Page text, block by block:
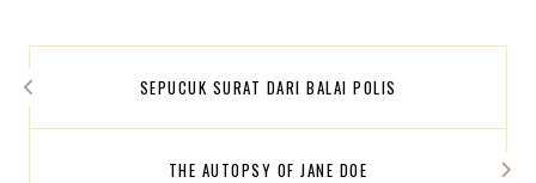
SEPUCUK SURAT DARI BALAI POLIS
THE AUTOPSY OF JANE DOE